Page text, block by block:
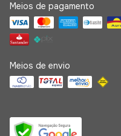
Meios de pagamento
Meios de envio